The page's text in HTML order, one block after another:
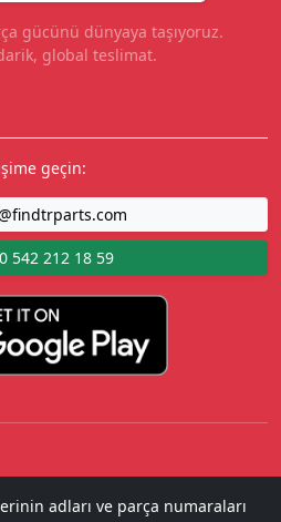
gücünü dünyaya taşıyoruz.
global teslimat.
geçin:
542 212 18 59
adları ve parça numaraları